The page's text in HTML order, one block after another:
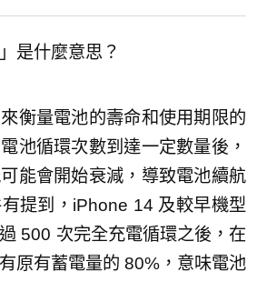
是什麼意思？
衡量電池的壽命和使用期限的
池循環次數到達一定數量後，
能會開始衰減，導致電池續航
提到，iPhone 14 及較早機型
500 次完全充電循環之後，在
原有蓄電量的 80%，意味電池